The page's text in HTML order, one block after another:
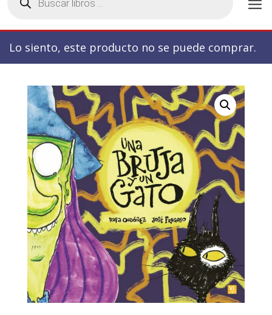
productos
Lo siento, este producto no se puede comprar.